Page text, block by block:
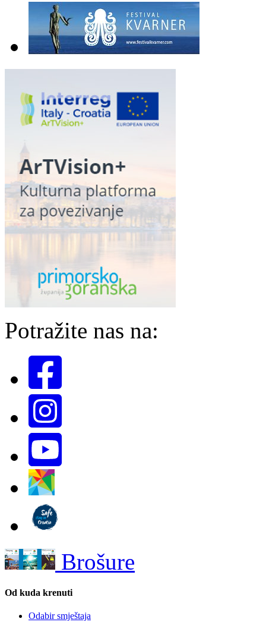
Potražite nas na:
Brošure
Od kuda krenuti
Odabir smještaja